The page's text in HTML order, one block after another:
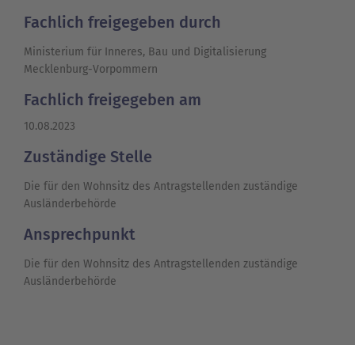
Fachlich freigegeben durch
Ministerium für Inneres, Bau und Digitalisierung
Mecklenburg-Vorpommern
Fachlich freigegeben am
10.08.2023
Zuständige Stelle
Die für den Wohnsitz des Antragstellenden zuständige
Ausländerbehörde
Ansprechpunkt
Die für den Wohnsitz des Antragstellenden zuständige
Ausländerbehörde